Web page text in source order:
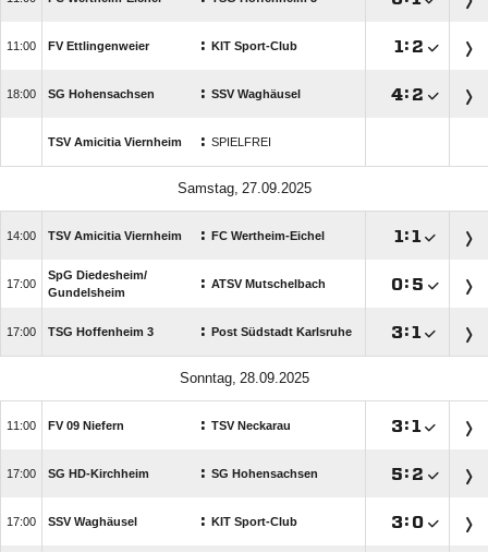
 FV Ettlingenweier : KIT Sport-Club  : 
 SG Hohensachsen : SSV Waghäusel : 
TSV Amicitia Viernheim : SPIELFREI
 
 TSV Amicitia Viernheim : FC Wertheim-Eichel  :

SpG Diedesheim/​
Gundelsheim
: ATSV Mutschelbach : 
 TSG Hoffenheim 3 : Post Südstadt Karlsruhe :
 
 FV 09 Niefern : TSV Neckarau :
 SG HD-Kirchheim : SG Hohensachsen : 
 SSV Waghäusel : KIT Sport-Club : 